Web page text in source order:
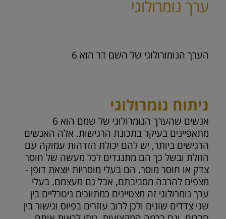
ערך נומרולוגי
הערך הנומורולוגי של השם דר הוא 6
ניתוח נומרולוגי
אנשים שהערך הנומרולוגי של שמם הוא 6
מתאפיינים בעיקר בתכונת הרגישות. אלה האנשים
הרגישים ביותר, יש להם יכולת הזדהות עמוקה עם
הזולת ובשל כך הם מתנגדים לכל מעשה של חוסר
צדק או חוסר מוסר. הם בעלי מוסריות יוצאת דופן -
מצפים להרבה מסביבתם, אבל גם מעצמם. בעלי
ערך נומרולוגי זה מצטיינים כמתווכים ניטרליים בין
שני צדדים שונים ולכן לרוב עוזרים בפיוס וגישור בין